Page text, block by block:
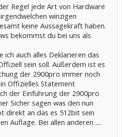
Regel jede Art von Hardware
winzigen
keine Aussagekraft haben.
bekommst du bei uns als
ich auch alles Deklarieren das
sein soll. Außerdem ist es
der 2900pro immer noch
Offizielles Statement
der Einführung der 2900pro
Sicher sagen was den nun
direkt an das es 512bit sein
Auflage. Bei allen anderen ....